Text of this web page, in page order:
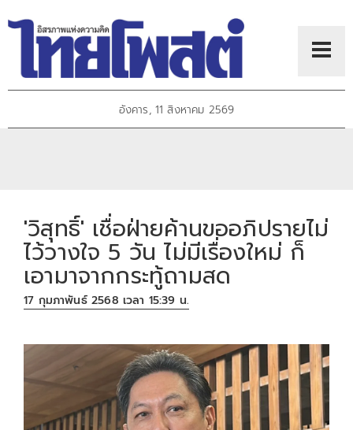
อังคาร, 11 สิงหาคม 2569
'วิสุทธิ์' เชื่อฝ่ายค้านขออภิปรายไม่
ไว้วางใจ 5 วัน ไม่มีเรื่องใหม่ ก็
เอามาจากกระทู้ถามสด
17 กุมภาพันธ์ 2568 เวลา 15:39 น.